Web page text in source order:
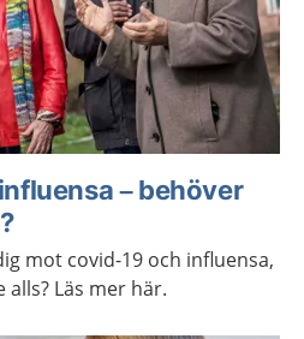
– behöver
mot covid-19 och influensa,
Läs mer här.